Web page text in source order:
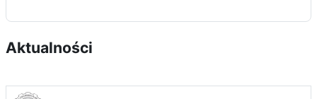
Aktualności